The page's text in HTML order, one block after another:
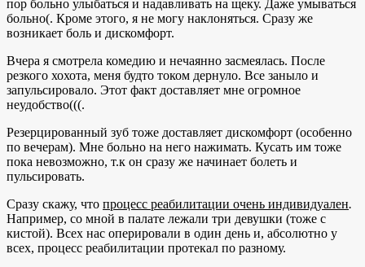
пор больно улыбаться и надавливать на щеку. Даже умываться
больно(. Кроме этого, я не могу наклоняться. Сразу же
возникает боль и дискомфорт.
Вчера я смотрела комедию и нечаянно засмеялась. После
резкого хохота, меня будто током дернуло. Все заныло и
запульсировало. Этот факт доставляет мне огромное
неудобство(((.
Резерцированный зуб тоже доставляет дискомфорт (особенно
по вечерам). Мне больно на него нажимать. Кусать им тоже
пока невозможно, т.к он сразу же начинает болеть и
пульсировать.
Сразу скажу, что процесс реабилитации очень индивидуален.
Например, со мной в палате лежали три девушки (тоже с
кистой). Всех нас оперировали в один день и, абсолютно у
всех, процесс реабилитации протекал по разному.